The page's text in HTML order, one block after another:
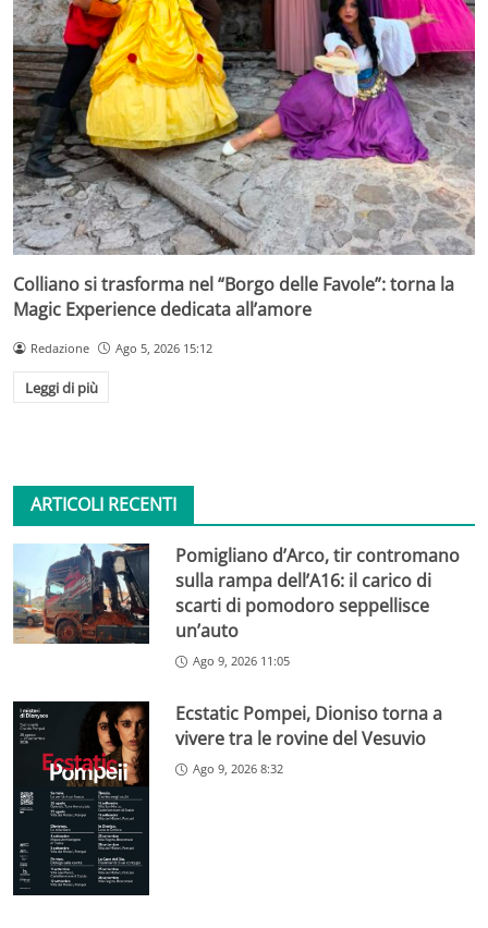
Colliano si trasforma nel “Borgo delle Favole”: torna la
Magic Experience dedicata all’amore
Redazione Ago 5, 2026 15:12
Leggi di più
ARTICOLI RECENTI
Pomigliano d’Arco, tir contromano
sulla rampa dell’A16: il carico di
scarti di pomodoro seppellisce
un’auto
Ago 9, 2026 11:05
Ecstatic Pompei, Dioniso torna a
vivere tra le rovine del Vesuvio
Ago 9, 2026 8:32